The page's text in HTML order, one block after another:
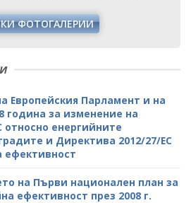
ФОТОГАЛЕРИИ
Европейския Парламент и на
година за изменение на
относно енергийните
и Директива 2012/27/ЕС
ефективност
на Първи национален план за
ефективност през 2008 г.